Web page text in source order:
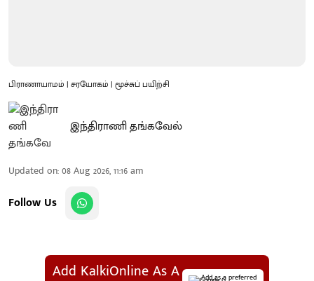
பிராணாயாமம் | சரயோகம் | மூச்சுப் பயிற்சி
இந்திராணி தங்கவேல்
Updated on:08 Aug 2026, 11:16 am
Follow Us
Add KalkiOnline As A
Add as a preferred